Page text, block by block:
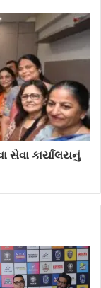
સેવા કાર્યાલયનું